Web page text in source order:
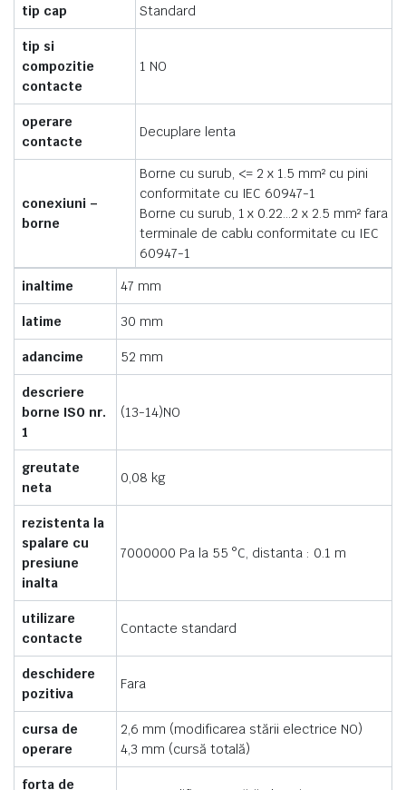
tip cap Standard
tip si
compozitie
contacte
1 NO
operare
contacte
Decuplare lenta
conexiuni –
borne
Borne cu surub, <= 2 x 1.5 mm² cu pini
conformitate cu IEC 60947-1
Borne cu surub, 1 x 0.22…2 x 2.5 mm² fara
terminale de cablu conformitate cu IEC
60947-1
inaltime
47 mm
latime 30 mm
adancime 52 mm
descriere
borne ISO nr.
1
(13-14)NO
greutate
neta
0,08 kg
rezistenta la
spalare cu
presiune
inalta
7000000 Pa la 55 °C, distanta : 0.1 m
utilizare
contacte
Contacte standard
deschidere
pozitiva
Fara
cursa de
operare
2,6 mm (modificarea stării electrice NO)
4,3 mm (cursă totală)
forta de